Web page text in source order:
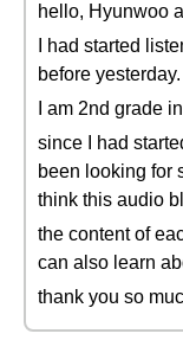
hello, Hyunwoo
I had started
before yesterday.
I am 2nd grade
since I had
been looking for
think this audio
the content of
can also learn
thank you so